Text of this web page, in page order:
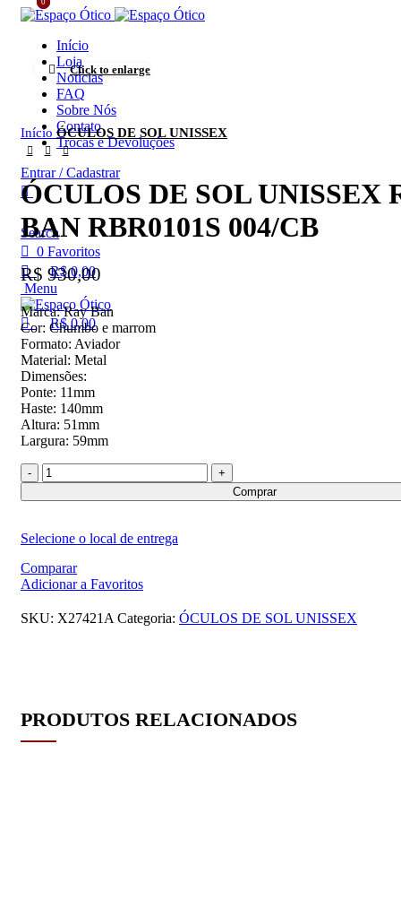
Início
Loja
Notícias
FAQ
Sobre Nós
Contato
Trocas e Devoluções
Entrar / Cadastrar
Search
0 Favoritos
0
R$0,00
Menu
0
R$0,00
Click to enlarge
Início ÓCULOS DE SOL UNISSEX
ÓCULOS DE SOL UNISSEX
BAN RBR0101S 004/CB
R$ 930,00
Marca: Ray Ban
Cor: Chumbo e marrom
Formato: Aviador
Material: Metal
Dimensões:
Ponte: 11mm
Haste: 140mm
Altura: 51mm
Largura: 59mm
Comprar
Selecione o local de entrega
Comparar
Adicionar a Favoritos
SKU: X27421A Categoria: ÓCULOS DE SOL UNISSEX
PRODUTOS RELACIONADOS